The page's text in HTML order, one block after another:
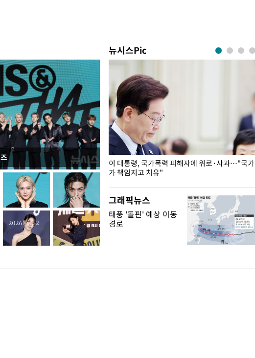
뉴시스Pic
개구리밥
이 대통령, 국가폭력 피해자에 위로·사과…"국가
가 책임지고 치유"
그래픽뉴스
태풍 '돌핀' 예상 이동
경로